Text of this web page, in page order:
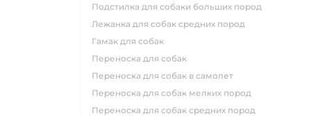
подстилка для собаки больших пород
лежанка для собак средних пород
гамак для собак
переноска для собак
переноска для собак в самолет
переноска для собак мелких пород
переноска для собак средних пород